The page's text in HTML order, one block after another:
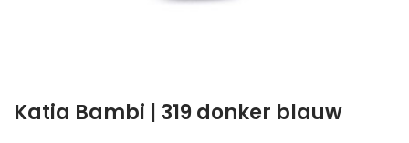
Katia Bambi | 319 donker blauw